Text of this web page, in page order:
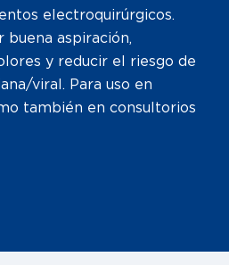
electroquirúrgicos.
buena aspiración,
y reducir el riesgo de
viral. Para uso en
también en consultorios